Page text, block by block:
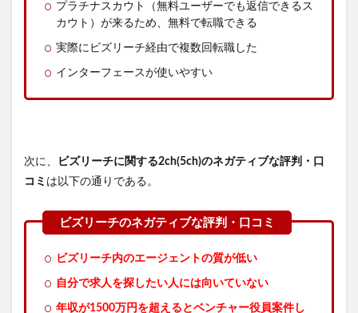
プラチナスカウト（無料ユーザーでも返信できるス
カウト）が来るため、無料で転職できる
実際にビズリーチ経由で複数回転職した
インターフェースが使いやすい
次に、
ビズリーチに関する2ch(5ch)のネガティブな評判・口
コミ は以下の通りである。
ビズリーチ内のエージェントの質が低い
自分で求人を探したい人には向いていない
年収が1500万円を超えるとベンチャー役員案件し